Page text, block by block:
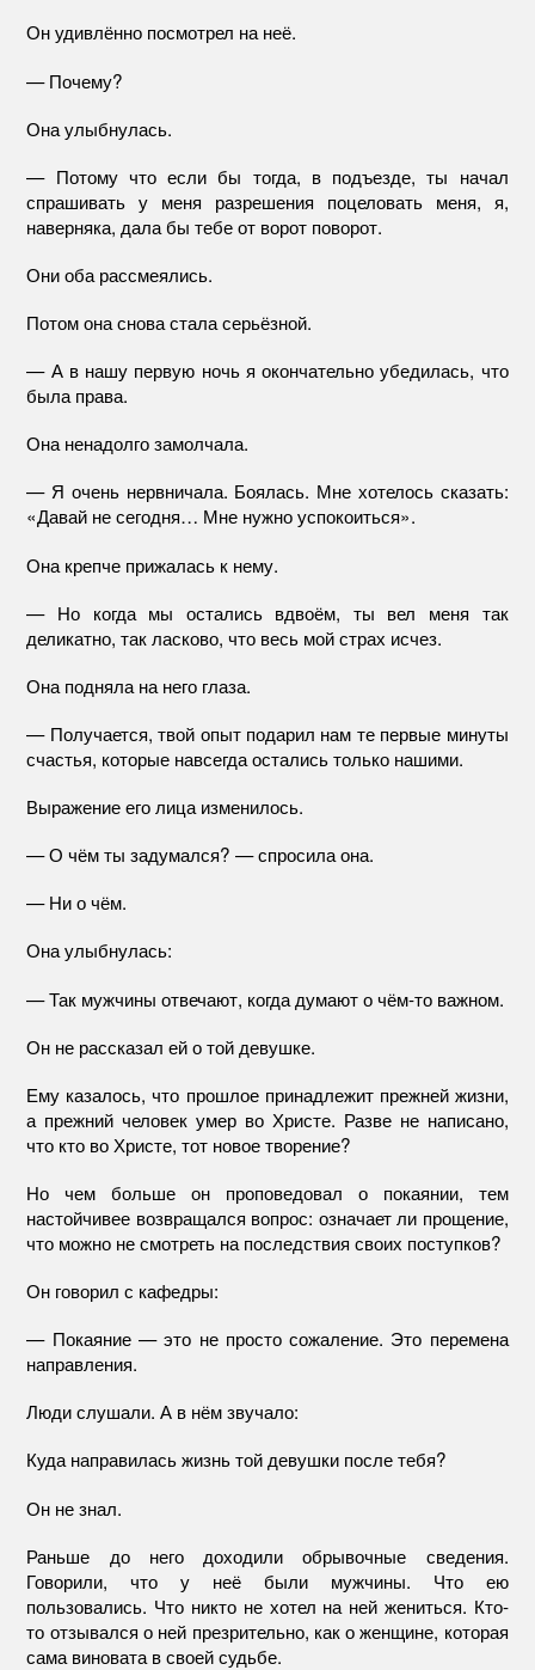
Он удивлённо посмотрел на неё.
— Почему?
Она улыбнулась.
— Потому что если бы тогда, в подъезде, ты начал
спрашивать у меня разрешения поцеловать меня, я,
наверняка, дала бы тебе от ворот поворот.
Они оба рассмеялись.
Потом она снова стала серьёзной.
— А в нашу первую ночь я окончательно убедилась, что
была права.
Она ненадолго замолчала.
— Я очень нервничала. Боялась. Мне хотелось сказать:
«Давай не сегодня… Мне нужно успокоиться».
Она крепче прижалась к нему.
— Но когда мы остались вдвоём, ты вел меня так
деликатно, так ласково, что весь мой страх исчез.
Она подняла на него глаза.
— Получается, твой опыт подарил нам те первые минуты
счастья, которые навсегда остались только нашими.
Выражение его лица изменилось.
— О чём ты задумался? — спросила она.
— Ни о чём.
Она улыбнулась:
— Так мужчины отвечают, когда думают о чём-то важном.
Он не рассказал ей о той девушке.
Ему казалось, что прошлое принадлежит прежней жизни,
а прежний человек умер во Христе. Разве не написано,
что кто во Христе, тот новое творение?
Но чем больше он проповедовал о покаянии, тем
настойчивее возвращался вопрос: означает ли прощение,
что можно не смотреть на последствия своих поступков?
Он говорил с кафедры:
— Покаяние — это не просто сожаление. Это перемена
направления.
Люди слушали. А в нём звучало:
Куда направилась жизнь той девушки после тебя?
Он не знал.
Раньше до него доходили обрывочные сведения.
Говорили, что у неё были мужчины. Что ею
пользовались. Что никто не хотел на ней жениться. Кто-
то отзывался о ней презрительно, как о женщине, которая
сама виновата в своей судьбе.